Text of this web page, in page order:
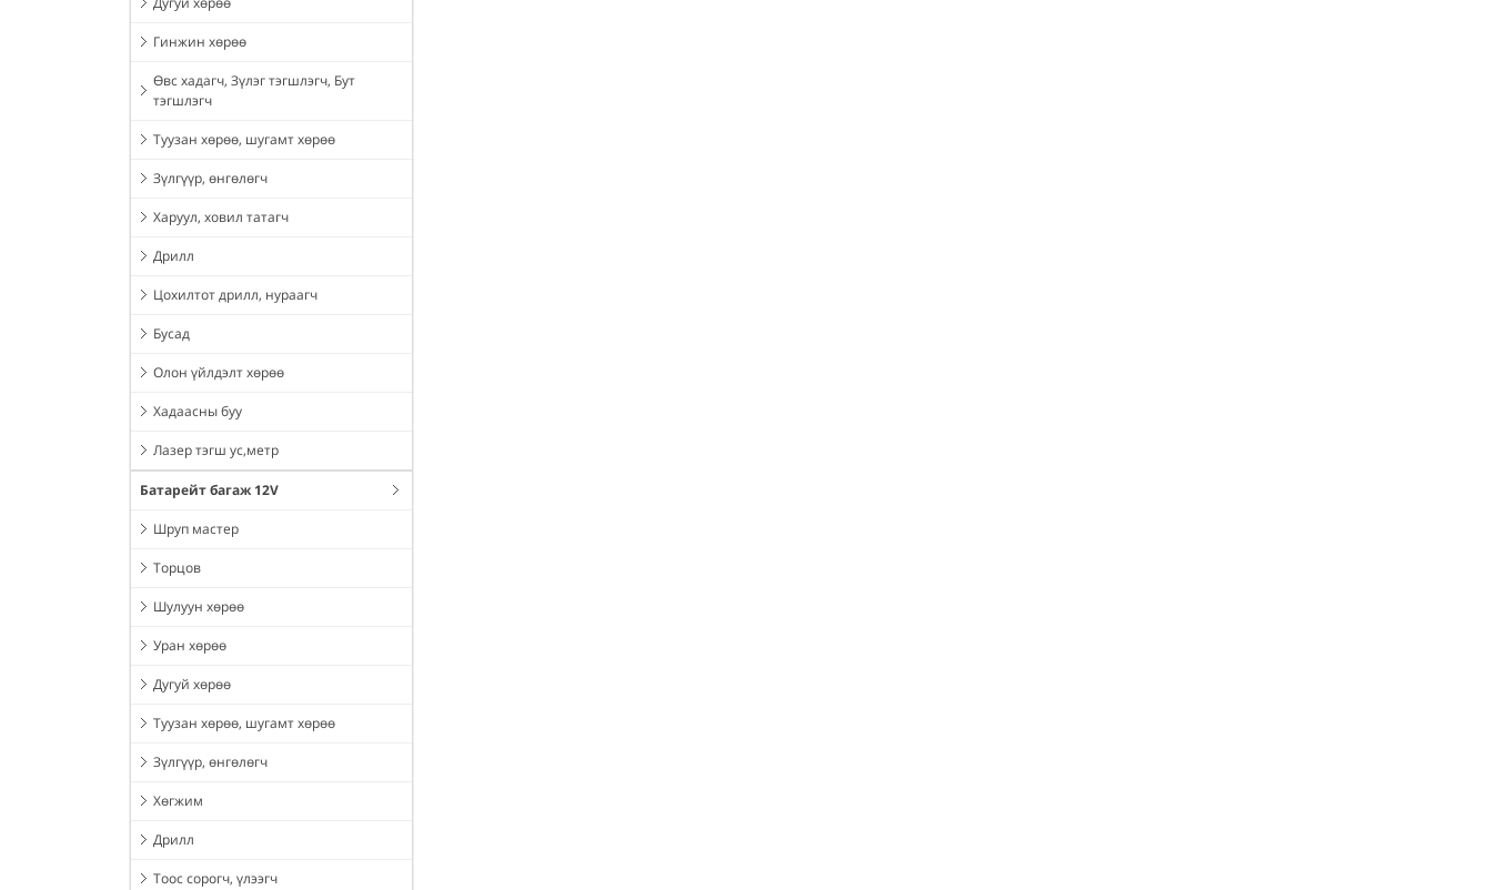
Гинжин хөрөө
Өвс хадагч, Зүлэг тэгшлэгч, Бут
тэгшлэгч
Туузан хөрөө, шугамт хөрөө
Зүлгүүр, өнгөлөгч
Харуул, ховил татагч
Дрилл
Цохилтот дрилл, нураагч
Бусад
Олон үйлдэлт хөрөө
Хадаасны буу
Лазер тэгш ус,метр
Батарейт багаж 12V
Шруп мастер
Торцов
Шулуун хөрөө
Уран хөрөө
Дугуй хөрөө
Туузан хөрөө, шугамт хөрөө
Зүлгүүр, өнгөлөгч
Хөгжим
Дрилл
Тоос сорогч, үлээгч